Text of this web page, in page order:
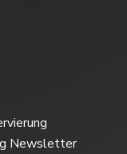
Newsletter